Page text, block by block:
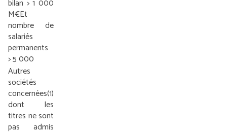
bilan > 1 000
M€Et
nombre de
salariés
permanents
> 5 000
Autres
sociétés
concernées(1)
dont les
titres ne sont
pas admis